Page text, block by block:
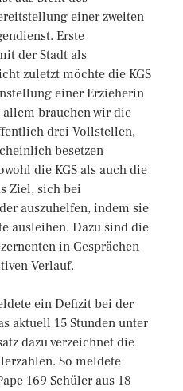
einer zweiten
Erste
der Stadt als
zuletzt möchte die KGS
einer Erzieherin
allem brauchen wir die
drei Vollstellen,
besetzen
die KGS als auch die
Ziel, sich bei
auszuhelfen, indem sie
ausleihen. Dazu sind die
in Gesprächen
Verlauf.
ein Defizit bei der
aktuell 15 Stunden unter
dazu verzeichnet die
So meldete
169 Schüler aus 18